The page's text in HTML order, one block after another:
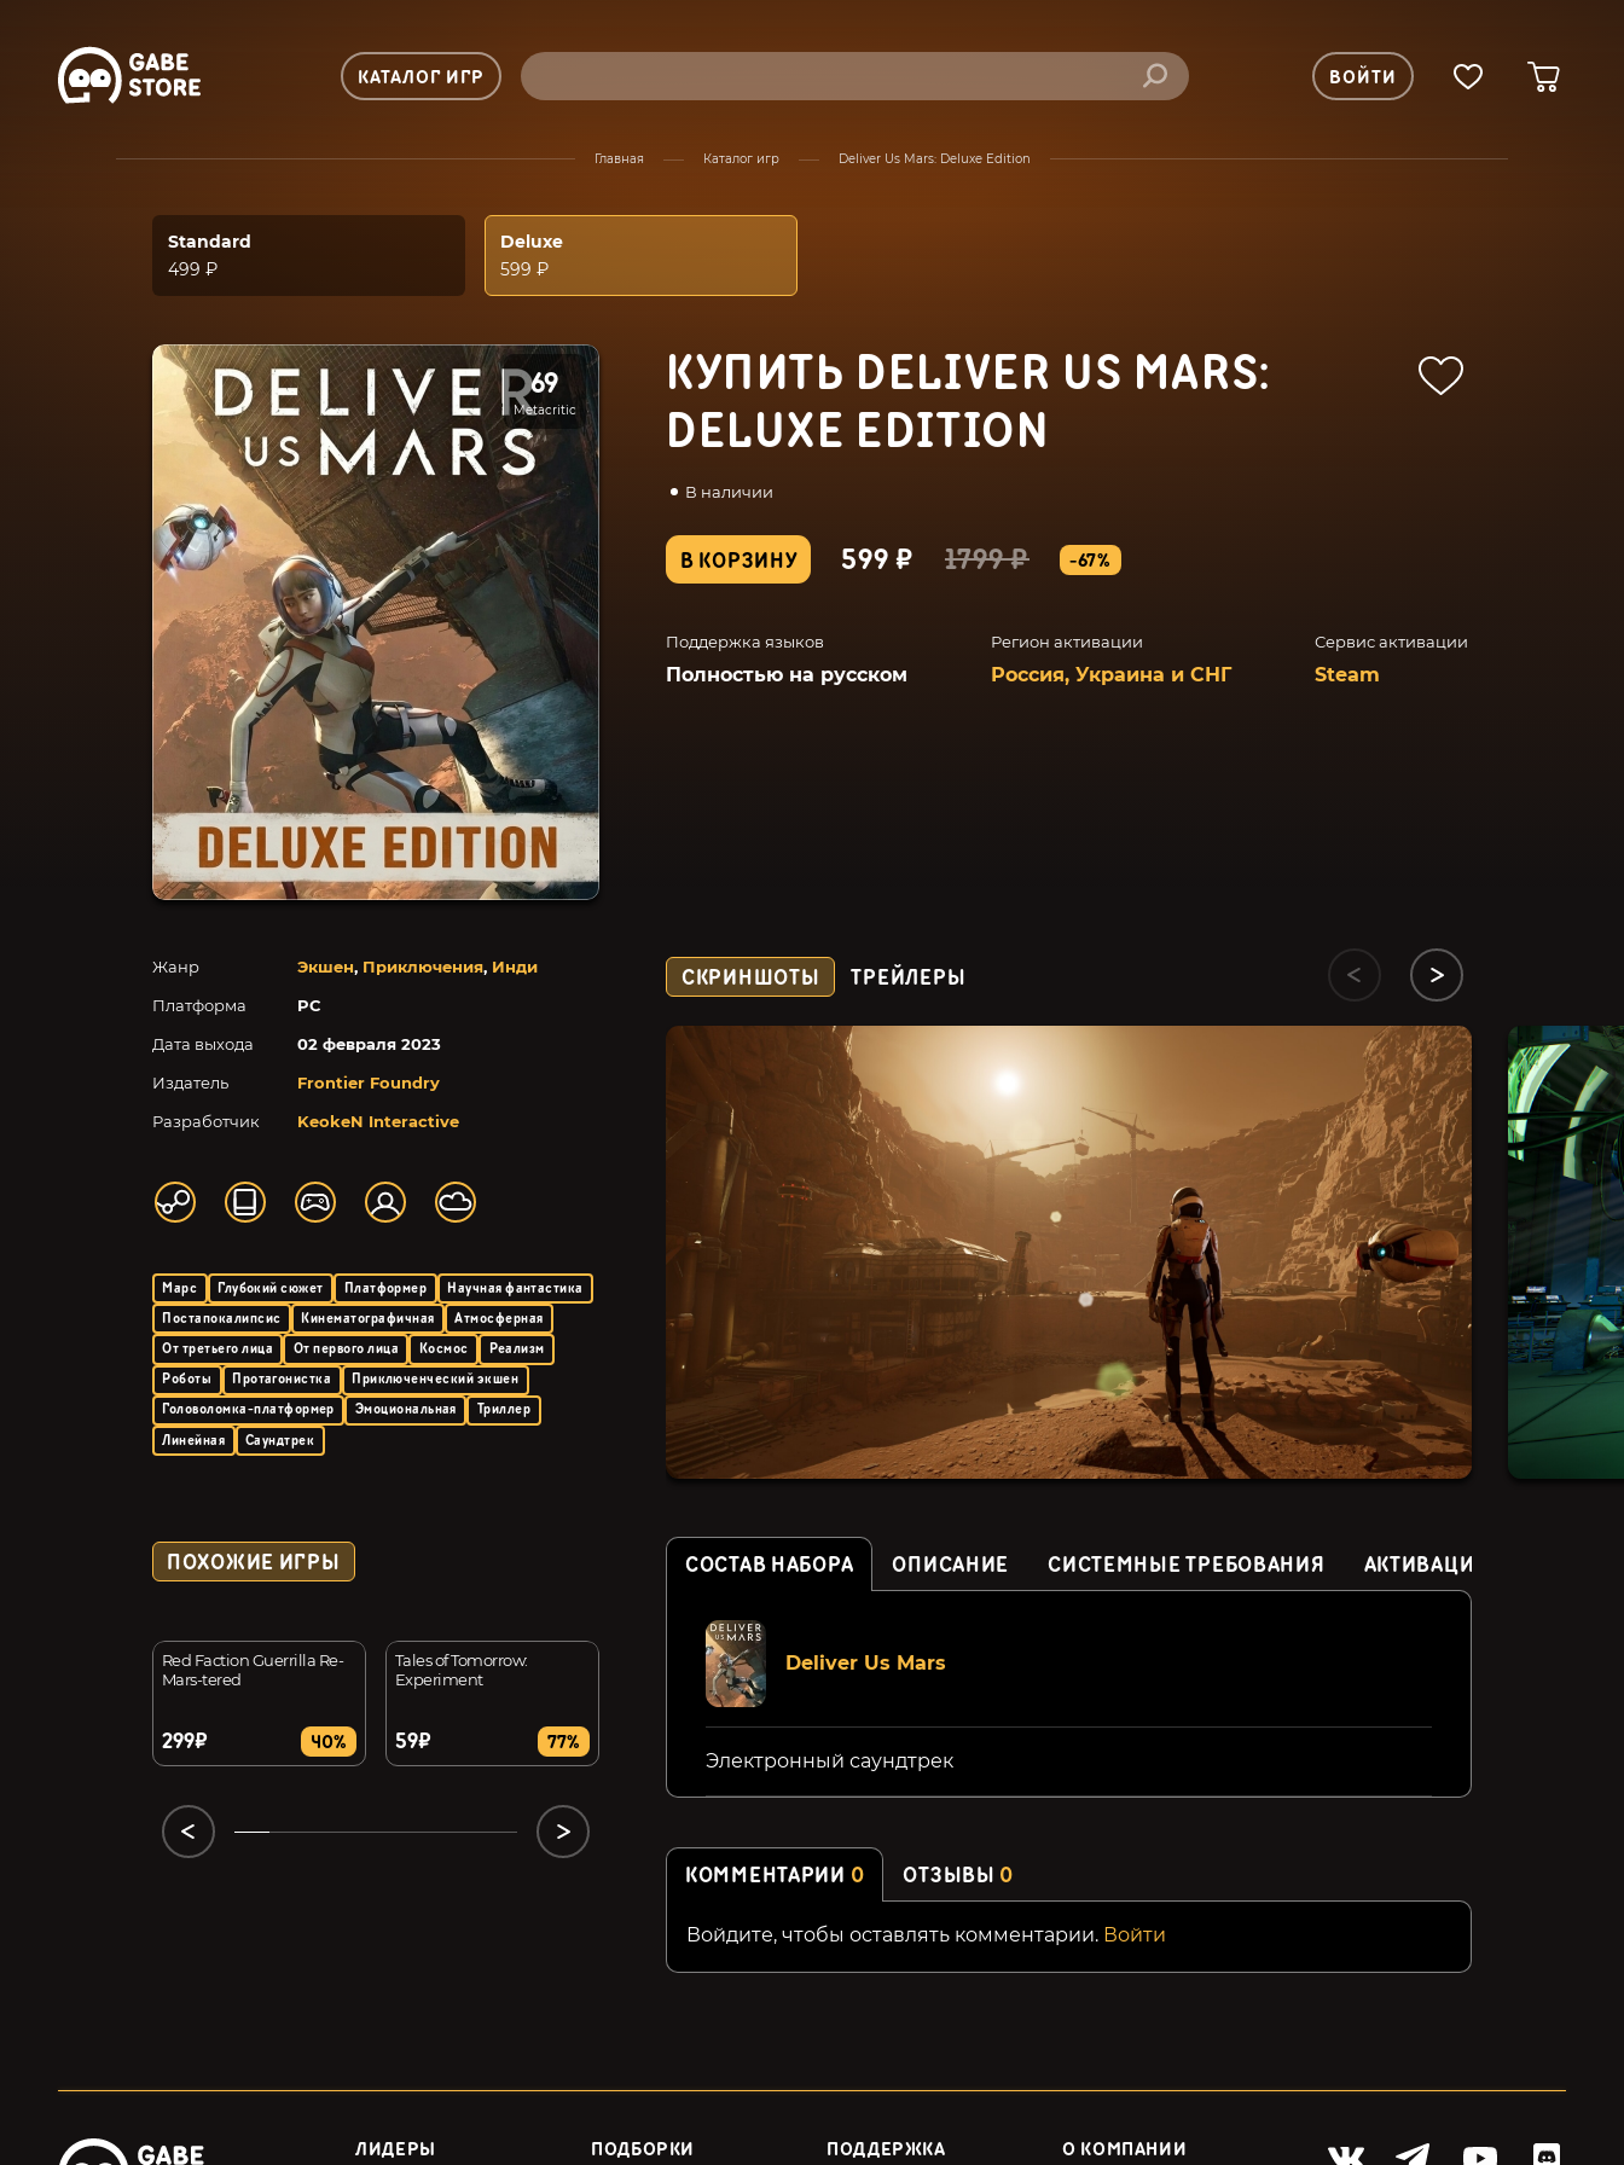
КАТАЛОГ ИГР ВОЙТИ
Главная Каталог игр Deliver Us Mars: Deluxe Edition
Standard
499 ₽
Deluxe
599 ₽
69
Metacritic
КУПИТЬ DELIVER US MARS:
DELUXE EDITION
В наличии
В КОРЗИНУ 599 ₽ 1799 ₽ -67%
Поддержка языков
Полностью на русском
Регион активации
Россия, Украина и СНГ
Сервис активации
Steam
Жанр Экшен, Приключения, Инди
Платформа
PC
Дата выхода
02 февраля 2023
Издатель
Frontier Foundry
Разработчик
KeokeN Interactive
Марс Глубокий сюжет Платформер
Научная фантастика
Постапокалипсис
Кинематографичная
Атмосферная
От третьего лица
От первого лица Космос
Реализм
Роботы
Протагонистка
Приключенческий экшен
Головоломка-платформер
Эмоциональная
Триллер
Линейная
Саундтрек
СКРИНШОТЫ ТРЕЙЛЕРЫ
ПОХОЖИЕ ИГРЫ
Red Faction Guerrilla Re-
Mars-tered
299₽ 40%
Tales of Tomorrow:
Experiment
59₽ 77%
ASSAULT GUNNERS HD
Fort Solis
СОСТАВ НАБОРА ОПИСАНИЕ СИСТЕМНЫЕ ТРЕБОВАНИЯ АКТИВАЦИЯ
Deliver Us Mars
Электронный саундтрек
КОММЕНТАРИИ 0 ОТЗЫВЫ 0
Войдите, чтобы оставлять комментарии. Войти
ЛИДЕРЫ ПОДБОРКИ ПОДДЕРЖКА О КОМПАНИИ